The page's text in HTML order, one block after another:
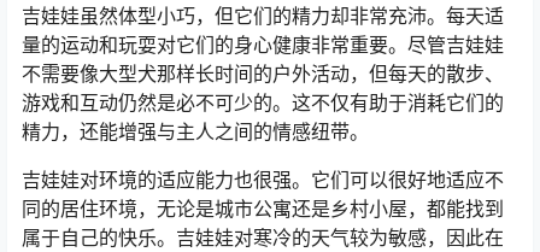
吉娃娃虽然体型小巧，但它们的精力却非常充沛。每天适
量的运动和玩耍对它们的身心健康非常重要。尽管吉娃娃
不需要像大型犬那样长时间的户外活动，但每天的散步、
游戏和互动仍然是必不可少的。这不仅有助于消耗它们的
精力，还能增强与主人之间的情感纽带。
吉娃娃对环境的适应能力也很强。它们可以很好地适应不
同的居住环境，无论是城市公寓还是乡村小屋，都能找到
属于自己的快乐。吉娃娃对寒冷的天气较为敏感，因此在